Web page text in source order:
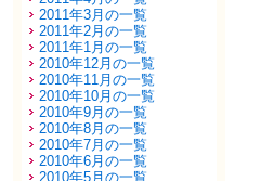
2011年3月の一覧
2011年2月の一覧
2011年1月の一覧
2010年12月の一覧
2010年11月の一覧
2010年10月の一覧
2010年9月の一覧
2010年8月の一覧
2010年7月の一覧
2010年6月の一覧
2010年5月の一覧